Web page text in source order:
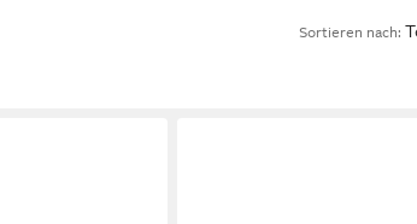
Sortieren nach: